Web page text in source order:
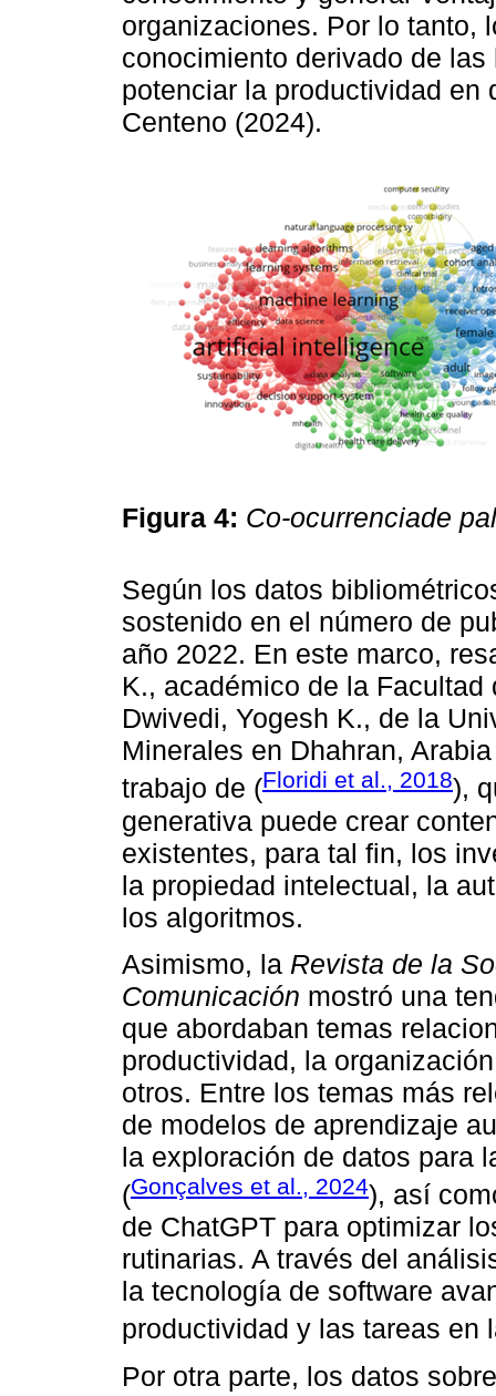
organizaciones. Por lo tanto,
conocimiento derivado de
potenciar la productividad en
Centeno (2024).
Figura 4: Co-ocurrenciade
Según los datos
sostenido en el número de
año 2022. En este marco,
K., académico de la
Dwivedi, Yogesh K., de la
Minerales en Dhahran,
trabajo de (Floridi et al., 2018),
generativa puede crear
existentes, para tal fin, los
la propiedad intelectual, la
los algoritmos.
Asimismo, la Revista de la
Comunicación mostró una
que abordaban temas
productividad, la
otros. Entre los temas más
de modelos de aprendizaje
la exploración de datos para
(Gonçalves et al., 2024), así
de ChatGPT para optimizar
rutinarias. A través del
la tecnología de software
productividad y las tareas en
Por otra parte, los datos